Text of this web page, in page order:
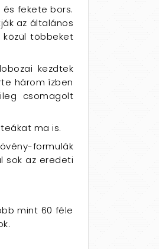
fekete bors.
az általános
közül többeket
kezdtek
három ízben
csomagolt
ma is.
formulák
sok az eredeti
mint 60 féle